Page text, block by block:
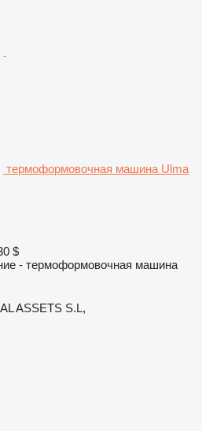
термоформовочная машина Ulma
$
- термоформовочная машина
ASSETS S.L,